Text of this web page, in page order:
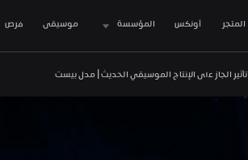
المتجر المؤسسة موسيقى فرص
تأثير الجاز على الإنتاج الموسيقي الحديث | مدل بيست